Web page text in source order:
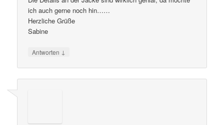
ich auch gerne noch hin……
Herzliche Grüße
Sabine
Antworten ↓